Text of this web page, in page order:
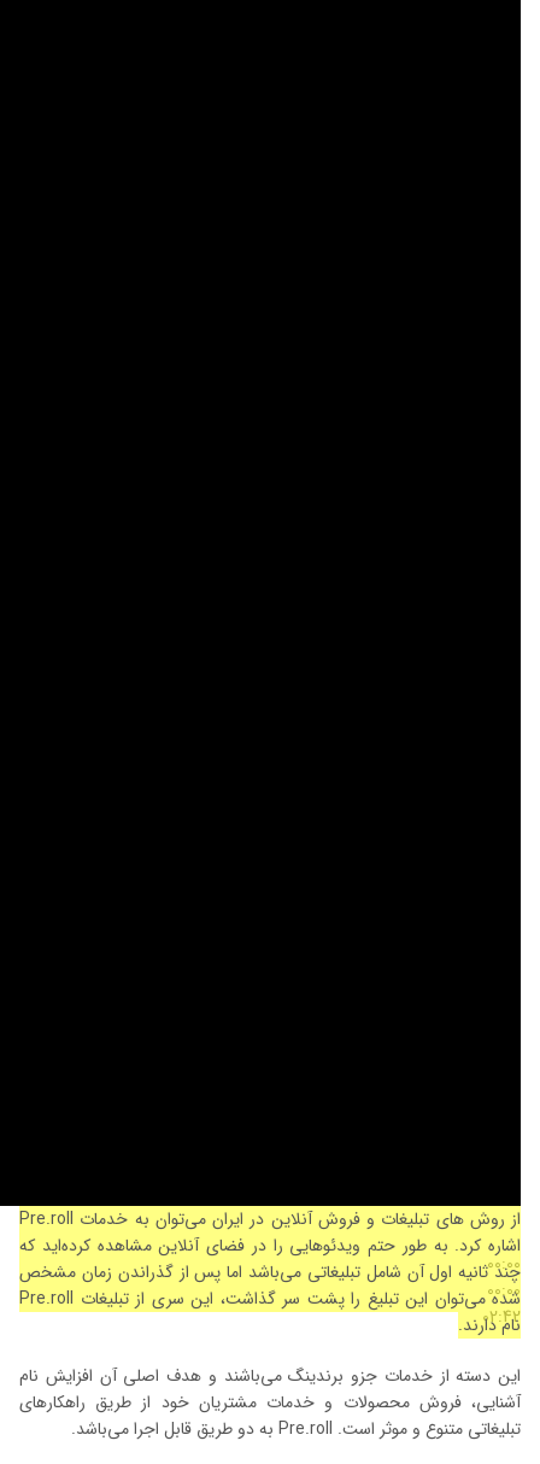
00:00
00:00
02:42
از روش های تبلیغات و فروش آنلاین در ایران می‌توان به خدمات Pre.roll
اشاره کرد. به طور حتم ویدئوهایی را در فضای آنلاین مشاهده کرده‌اید که
چند ثانیه اول آن شامل تبلیغاتی می‌باشد اما پس از گذراندن زمان مشخص
شده می‌توان این تبلیغ را پشت سر گذاشت، این سری از تبلیغات Pre.roll
نام دارند.
این دسته از خدمات جزو برندینگ می‌باشند و هدف اصلی آن افزایش نام
آشنایی، فروش محصولات و خدمات مشتریان خود از طریق راهکارهای
تبلیغاتی متنوع و موثر است. Pre.roll به دو طریق قابل اجرا می‌باشد.